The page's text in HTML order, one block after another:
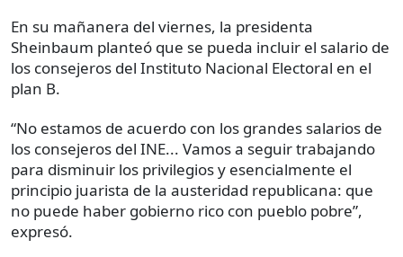
En su mañanera del viernes, la presidenta
Sheinbaum planteó que se pueda incluir el salario de
los consejeros del Instituto Nacional Electoral en el
plan B.
“No estamos de acuerdo con los grandes salarios de
los consejeros del INE... Vamos a seguir trabajando
para disminuir los privilegios y esencialmente el
principio juarista de la austeridad republicana: que
no puede haber gobierno rico con pueblo pobre”,
expresó.